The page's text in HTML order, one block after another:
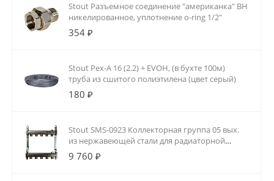
Stout Разъемное соединение "американка" ВН
никелированное, уплотнение o-ring 1/2"
354 ₽
Stout Pex-A 16 (2.2) + EVOH, (в бухте 100м)
труба из сшитого полиэтилена (цвет серый)
180 ₽
Stout SMS-0923 Коллекторная группа 05 вых.
из нержавеющей стали для радиаторной
разводки
9 760 ₽